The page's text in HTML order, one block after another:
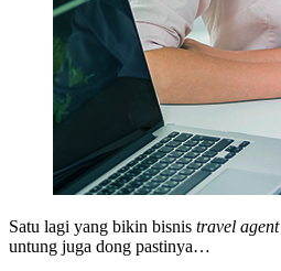
Satu lagi yang bikin bisnis travel agent
untung juga dong pastinya…